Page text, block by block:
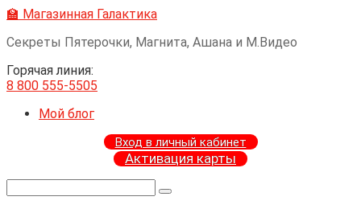
Перейти
контенту
🏫 Магазинная Галактика
Секреты Пятерочки, Магнита, Ашана и М.Видео
Горячая линия:
8 800 555-5505
Мой блог
Вход в личный кабинет
Активация карты